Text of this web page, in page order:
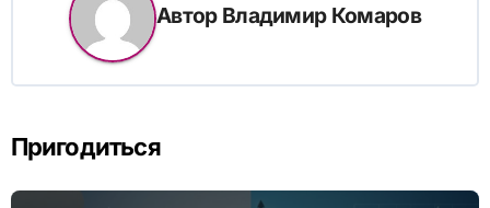
Автор Владимир Комаров
Пригодиться